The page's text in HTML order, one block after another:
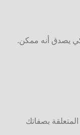
كي يصدق أنه ممكن.
بصفاتك